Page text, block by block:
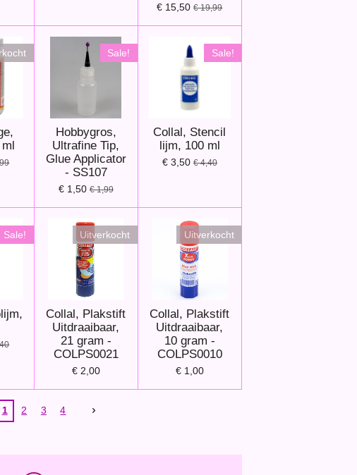
€ 15,50 € 19,99
Sale!
Hobbygros,
Ultrafine Tip,
Glue Applicator
- SS107
€ 1,50 € 1,99
Sale!
Collal, Stencil
lijm, 100 ml
€ 3,50 € 4,40
Sale! Uitverkocht
Collal, Plakstift
Uitdraaibaar,
21 gram -
COLPS0021
€ 2,00
Uitverkocht
Collal, Plakstift
Uitdraaibaar,
10 gram -
COLPS0010
€ 1,00
1 2 3 4